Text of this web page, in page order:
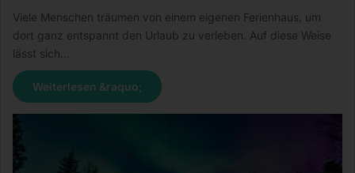
Viele Menschen träumen von einem eigenen Ferienhaus, um
dort ganz entspannt den Urlaub zu verleben. Auf diese Weise
lässt sich…
Weiterlesen &raquo;